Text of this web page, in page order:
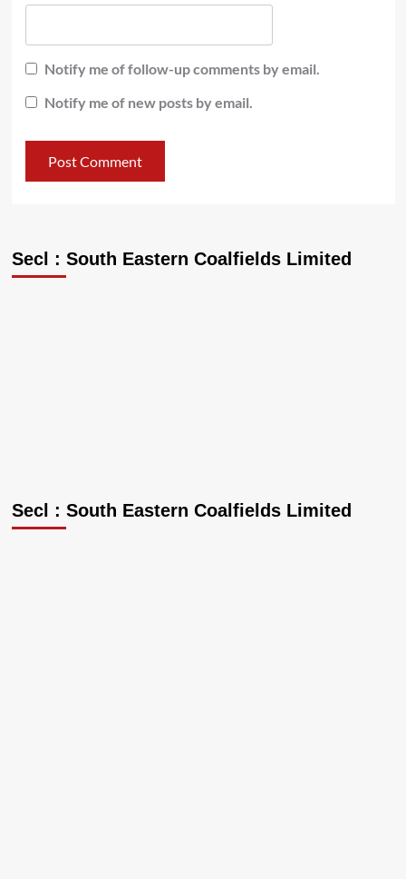
Notify me of follow-up comments by email.
Notify me of new posts by email.
Secl : South Eastern Coalfields Limited
Secl : South Eastern Coalfields Limited